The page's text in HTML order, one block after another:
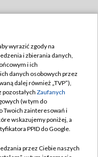
wyrazić zgody na
i zbierania danych,
i ich
danych osobowych przez
dalej również „TVP”),
pozostałych Zaufanych
(w tym do
Twoich zainteresowań i
wskazujemy poniżej, a
PPID do Google.
przez Ciebie naszych